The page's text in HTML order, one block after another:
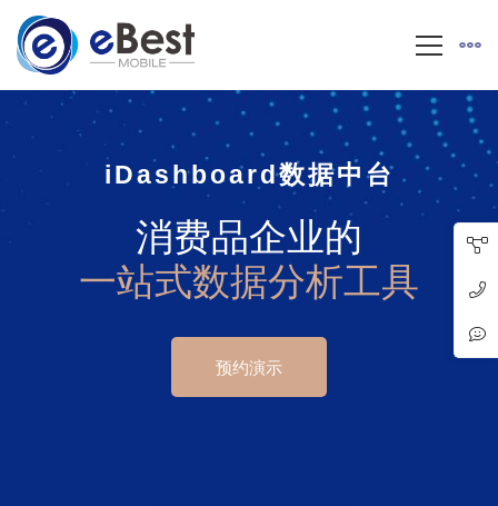
iDashboard数据中台
消费品企业的
一站式数据分析工具
预约演示